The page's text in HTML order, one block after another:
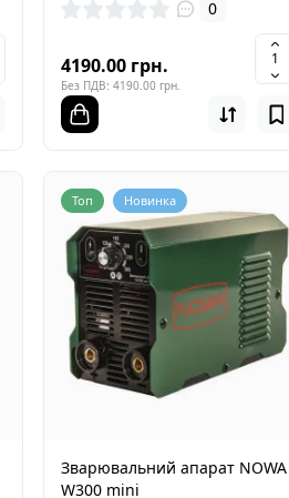
0
4190.00 грн.
Без ПДВ: 4190.00 грн.
Топ Новинка
Зварювальний апарат NOWA
W300 mini